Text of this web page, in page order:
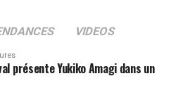
VIDEOS
présente Yukiko Amagi dans un